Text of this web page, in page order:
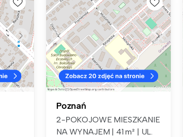
Poznań
2-POKOJOWE MIESZKANIE
NA WYNAJEM | 41 m² | UL.